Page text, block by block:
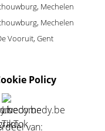
Mechelen
Mechelen
Vooruit, Gent
Policy
van: